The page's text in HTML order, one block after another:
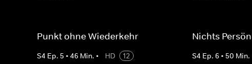
Punkt ohne Wiederkehr
S4 Ep. 5 • 46 Min. • HD
12
Nichts
S4 Ep.6 • 50 Min.